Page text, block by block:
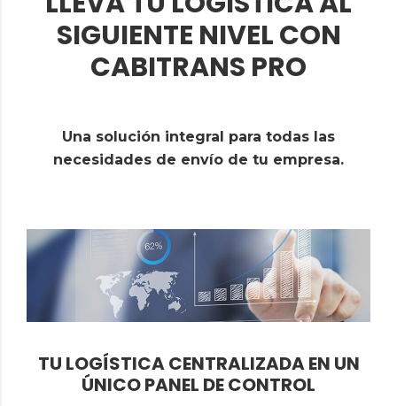
SIGUIENTE NIVEL CON
CABITRANS PRO
Una solución integral para todas las
necesidades de envío de tu empresa.
TU LOGÍSTICA CENTRALIZADA EN UN
ÚNICO PANEL DE CONTROL